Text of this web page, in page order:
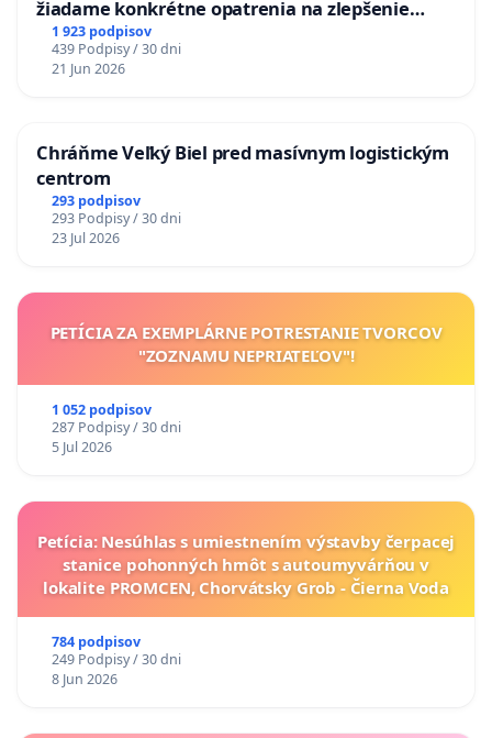
žiadame konkrétne opatrenia na zlepšenie
situácie v školstve
1 923 podpisov
439 Podpisy / 30 dni
21 Jun 2026
Chráňme Veľký Biel pred masívnym logistickým
centrom
293 podpisov
293 Podpisy / 30 dni
23 Jul 2026
PETÍCIA ZA EXEMPLÁRNE POTRESTANIE TVORCOV
"ZOZNAMU NEPRIATEĽOV"!
1 052 podpisov
287 Podpisy / 30 dni
5 Jul 2026
Petícia: Nesúhlas s umiestnením výstavby čerpacej
stanice pohonných hmôt s autoumyvárňou v
lokalite PROMCEN, Chorvátsky Grob - Čierna Voda
784 podpisov
249 Podpisy / 30 dni
8 Jun 2026